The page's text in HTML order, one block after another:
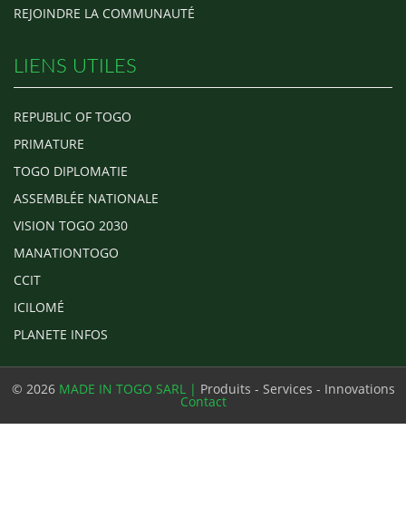
REJOINDRE LA COMMUNAUTÉ
LIENS UTILES
REPUBLIC OF TOGO
PRIMATURE
TOGO DIPLOMATIE
ASSEMBLÉE NATIONALE
VISION TOGO 2030
MANATIONTOGO
CCIT
ICILOMÉ
PLANETE INFOS
© 2026 MADE IN TOGO SARL | Produits - Services - Innovations
Contact